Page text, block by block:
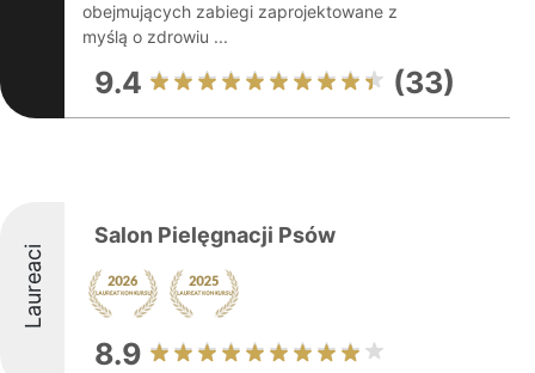
obejmujących zabiegi zaprojektowane z
myślą o zdrowiu ...
9.4 (33)
Laureaci
Salon Pielęgnacji Psów
8.9